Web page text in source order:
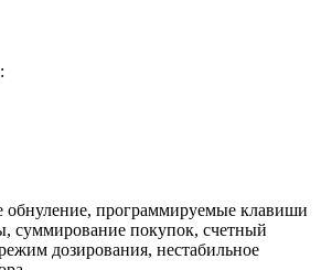
обнуление, программируемые клавиши
суммирование покупок, счетный
дозирования, нестабильное